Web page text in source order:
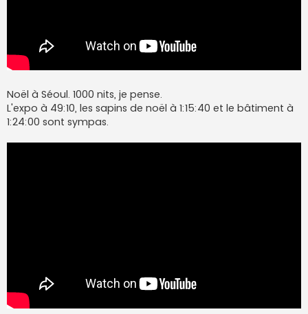
Noël à Séoul. 1000 nits, je pense.
L'expo à 49:10, les sapins de noël à 1:15:40 et le bâtiment à
1:24:00 sont sympas.